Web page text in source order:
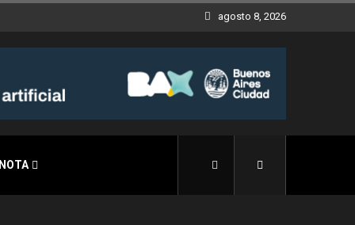
agosto 8, 2026